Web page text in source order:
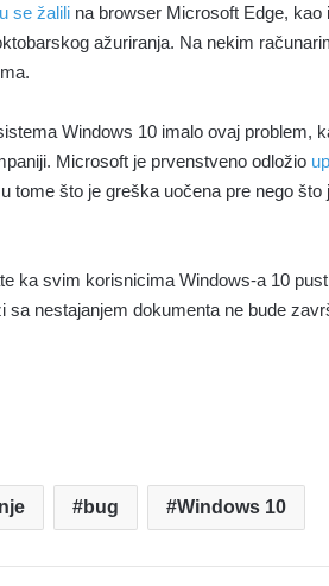
se žalili na browser Microsoft Edge,
ažuriranja. Na nekim
Windows 10 imalo ovaj problem,
Microsoft je prvenstveno odložio
tome što je greška uočena pre nego
ka svim korisnicima Windows-a 10
sa nestajanjem dokumenta ne bude
bug Windows 10